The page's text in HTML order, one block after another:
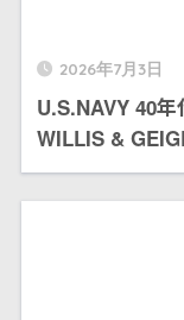
2026年7月3日
U.S.NAVY 40
WILLIS &